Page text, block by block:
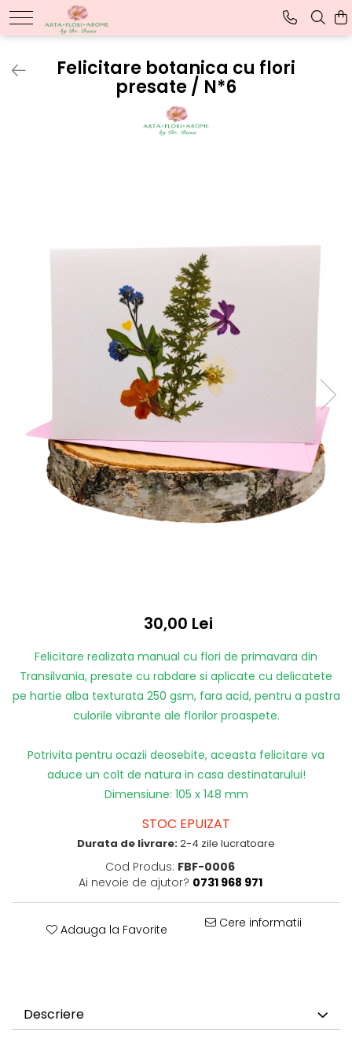
Tablouri cu flori presate
Felicitare botanica cu flori
presate / N*6
30,00 Lei
Felicitare realizata manual cu flori de primavara din
Transilvania, presate cu rabdare si aplicate cu delicatete
pe hartie alba texturata 250 gsm, fara acid, pentru a pastra
culorile vibrante ale florilor proaspete.
Potrivita pentru ocazii deosebite, aceasta felicitare va
aduce un colt de natura in casa destinatarului!
Dimensiune: 105 x 148 mm
STOC EPUIZAT
Durata de livrare:2-4 zile lucratoare
Cod Produs: FBF-0006
Ai nevoie de ajutor? 0731 968 971
Adauga la Favorite Cere informatii
Descriere